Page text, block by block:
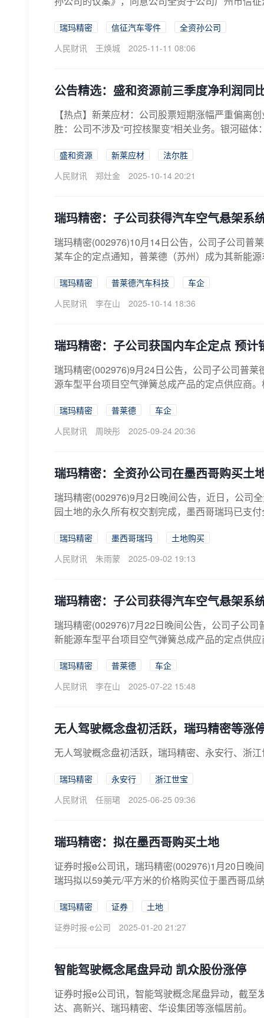
瑞玛精密 信征汽车零件
全资孙公司
人民财讯
王焕城 2025-11-11 08:06
公告精选：盛和资源前三季度净利润同
【热点】新莱应材：公司股票短期涨幅严重偏离
胜：公司不涉及“可控核聚变”相关业务。银河磁
盛和资源 新莱应材
法尔胜
人民财讯
郑灶金 2025-10-14 20:21
瑞玛精密：子公司获得汽车空气悬架系
瑞玛精密(002976)10月14日公告，公司子公司普
某车企的定点通知，普莱德（苏州）成为其新能
瑞玛精密 普莱德汽车科技
车企
人民财讯
李在山 2025-10-14 18:36
瑞玛精密：子公司获国内车企定点 预计
瑞玛精密(002976)9月24日公告，公司子公司普
源车型平台项目空气弹簧总成产品的定点供应商
瑞玛精密 普莱德
车企
人民财讯
周映彤 2025-09-24 20:36
瑞玛精密：全资孙公司在墨西哥购买土
瑞玛精密(002976)9月2日晚间公告，近日，公司
园土地的永久所有权交割完成，墨西哥瑞玛已支
瑞玛精密 墨西哥瑞玛
土地购买
人民财讯
朱雨蒙 2025-09-02 19:13
瑞玛精密：子公司获得汽车空气悬架系
瑞玛精密(002976)7月22日晚间公告，公司子公
新能源车型平台项目空气弹簧总成产品的定点供
瑞玛精密 普莱德
车企
人民财讯
李在山 2025-07-22 15:48
无人驾驶概念盘初活跃，瑞玛精密等涨
无人驾驶概念盘初活跃，瑞玛精密、永安行、浙
瑞玛精密 永安行
浙江世宝
人民财讯
任丽珺 2025-06-25 09:36
瑞玛精密：拟在墨西哥购买土地
证券时报e公司讯，瑞玛精密(002976)1月20日晚
瑞玛拟以59美元/平方米的价格购买位于墨西哥瓜
瑞玛精密 证券
土地
证券时报·e公司
2025-01-20 21:27
智能驾驶概念尾盘异动 凯众股份涨停
证券时报e公司讯，智能驾驶概念尾盘异动，截
达、高新兴、瑞玛精密、华设集团等涨幅居前。